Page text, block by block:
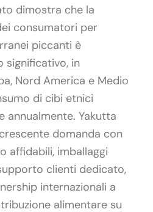
dimostra che la
consumatori per
piccanti è
significativo, in
Nord America e Medio
di cibi etnici
annualmente. Yakutta
domanda con
affidabili, imballaggi
clienti dedicato,
internazionali a
alimentare su